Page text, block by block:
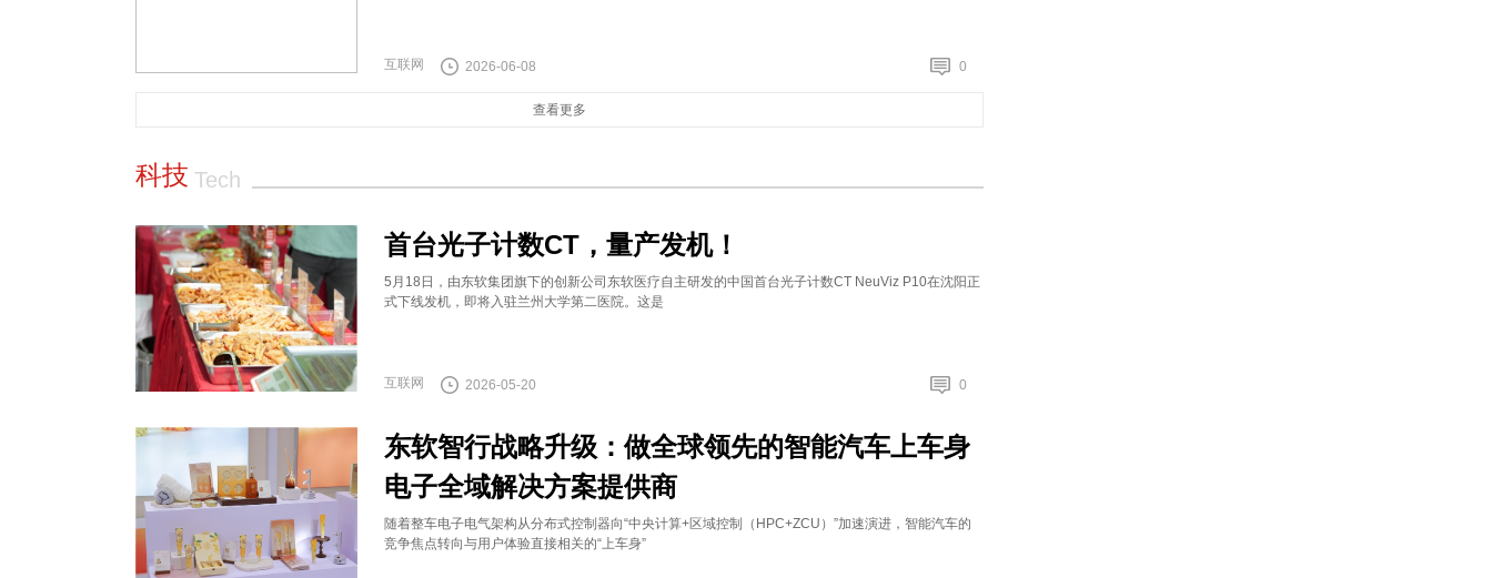
0
互联网 2026-06-08
查看更多
科技 Tech
首台光子计数CT，量产发机！
5月18日，由东软集团旗下的创新公司东软医疗自主研发的中国首台光子计数CT NeuViz P10在沈阳正
式下线发机，即将入驻兰州大学第二医院。这是
0
互联网 2026-05-20
东软智行战略升级：做全球领先的智能汽车上车身
电子全域解决方案提供商
随着整车电子电气架构从分布式控制器向“中央计算+区域控制（HPC+ZCU）”加速演进，智能汽车的
竞争焦点转向与用户体验直接相关的“上车身”